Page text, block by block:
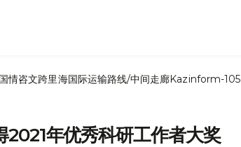
国情咨文跨里海国际运输路线/中间走廊Kazinform-105
年优秀科研工作者大奖